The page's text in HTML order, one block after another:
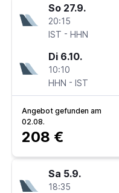
So 27.9.
20:15
IST - HHN
Di 6.10.
10:10
HHN - IST
Angebot gefunden am
02.08.
208 €
Sa 5.9.
18:35